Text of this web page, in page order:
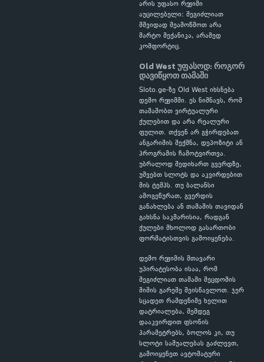
არის უფასო რეჟიმი
აუცილებელი: შეგიძლიათ
მშვიდად შეამოწმოთ არა
მარტო მექანიკა, არამედ
კომფორტიც.
Old West უფასოდ: როგორ
დავიწყოთ თამაში
Sloto.ge-ზე Old West იხსნება
დემო რეჟიმში. ეს ნიშნავს, რომ
თამაშობთ ვირტუალური
ქულებით და არა რეალური
ფულით. თქვენ არ გჭირდებათ
ანგარიშის შექმნა, დეპოზიტი ან
პროგრამის ჩამოტვირთვა.
უბრალოდ შედიხართ გვერდზე,
უშვებთ სლოტს და აკვირდებით
მის ტემპს. თუ ბალანსი
ამოგეწურათ, გვერდის
განახლება ან თამაშის თავიდან
გახსნა საკმარისია, რადგან
ქულები მხოლოდ გასართობი
ფორმატისთვის გამოიყენება.
დემო რეჟიმის მთავარი
უპირატესობა ისაა, რომ
შეგიძლიათ თამაში შეცდომის
შიშის გარეშე შეისწავლოთ. ჯერ
სცადეთ რამდენიმე ხელით
დატრიალება, შემდეგ
დააკვირდით ფსონის
პარამეტრებს, ბოლოს კი, თუ
სლოტი საშუალებას გაძლევთ,
გამოიყენეთ ავტომატური